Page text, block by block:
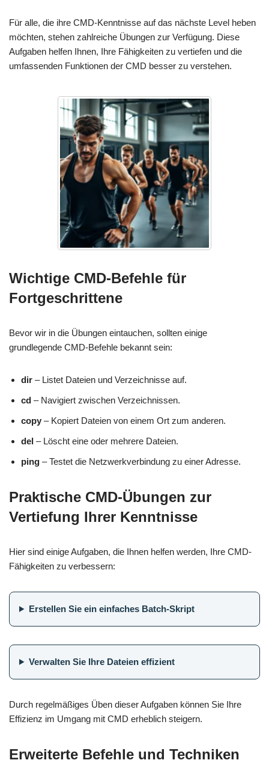
Für alle, die ihre CMD-Kenntnisse auf das nächste Level heben
möchten, stehen zahlreiche Übungen zur Verfügung. Diese
Aufgaben helfen Ihnen, Ihre Fähigkeiten zu vertiefen und die
umfassenden Funktionen der CMD besser zu verstehen.
Wichtige CMD-Befehle für
Fortgeschrittene
Bevor wir in die Übungen eintauchen, sollten einige
grundlegende CMD-Befehle bekannt sein:
dir – Listet Dateien und Verzeichnisse auf.
cd – Navigiert zwischen Verzeichnissen.
copy – Kopiert Dateien von einem Ort zum anderen.
del – Löscht eine oder mehrere Dateien.
ping – Testet die Netzwerkverbindung zu einer Adresse.
Praktische CMD-Übungen zur
Vertiefung Ihrer Kenntnisse
Hier sind einige Aufgaben, die Ihnen helfen werden, Ihre CMD-
Fähigkeiten zu verbessern:
Erstellen Sie ein einfaches Batch-Skript
Verwalten Sie Ihre Dateien effizient
Durch regelmäßiges Üben dieser Aufgaben können Sie Ihre
Effizienz im Umgang mit CMD erheblich steigern.
Erweiterte Befehle und Techniken